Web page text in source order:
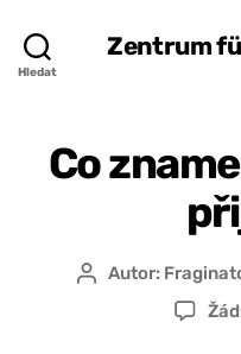
Hledat
Zentrum
Co
AutorAutor: